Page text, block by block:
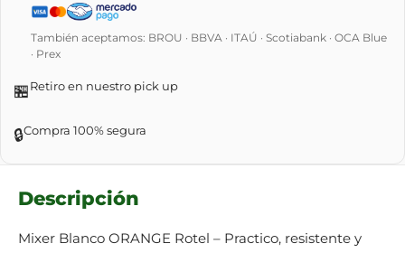
También aceptamos: BROU · BBVA · ITAÚ · Scotiabank · OCA Blue
· Prex
🏪Retiro en nuestro pick up
🔒Compra 100% segura
Descripción
Mixer Blanco ORANGE Rotel – Practico, resistente y